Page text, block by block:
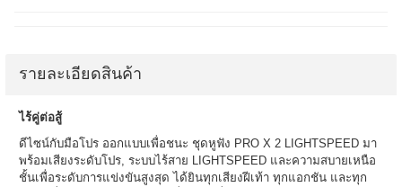
รายละเอียดสินค้า
ไร้คู่ต่อสู้
ดีไซน์กับมือโปร ออกแบบเพื่อชนะ ชุดหูฟัง PRO X 2 LIGHTSPEED มา
พร้อมเสียงระดับโปร, ระบบไร้สาย LIGHTSPEED และความสบายเหนือ
ชั้นเพื่อระดับการแข่งขันสูงสุด ได้ยินทุกเสียงฝีเท้า ทุกแอกชัน และทุก